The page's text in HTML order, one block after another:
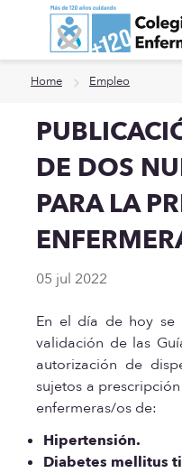
Ir a contenido principal
Home Empleo
DE DOS
PARA LA
05 jul 2022
En el día de hoy se
validación de las
autorización de
sujetos a
enfermeras/os de:
Hipertensión.
Diabetes mellitus